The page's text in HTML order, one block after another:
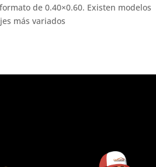
de 0.40×0.60. Existen modelos
más variados